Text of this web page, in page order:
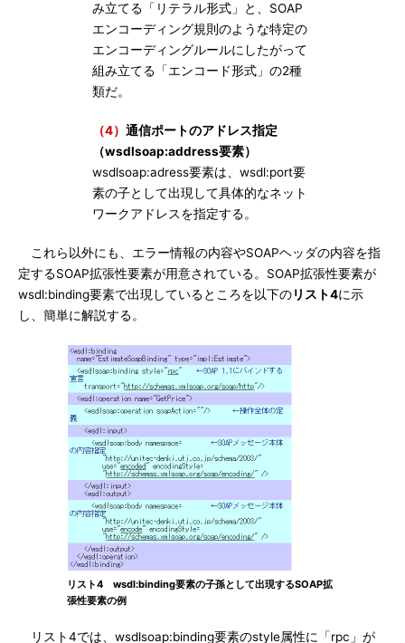
み立てる「リテラル形式」と、SOAP
エンコーディング規則のような特定の
エンコーディングルールにしたがって
組み立てる「エンコード形式」の2種
類だ。
（4） 通信ポートのアドレス指定
（wsdlsoap:address要素）
wsdlsoap:adress要素は、wsdl:port要
素の子として出現して具体的なネット
ワークアドレスを指定する。
これら以外にも、エラー情報の内容やSOAPヘッダの内容を指
定するSOAP拡張性要素が用意されている。SOAP拡張性要素が
wsdl:binding要素で出現しているところを以下のリスト4に示
し、簡単に解説する。
リスト4 wsdl:binding要素の子孫として出現するSOAP拡
張性要素の例
リスト4では、wsdlsoap:binding要素のstyle属性に「rpc」が